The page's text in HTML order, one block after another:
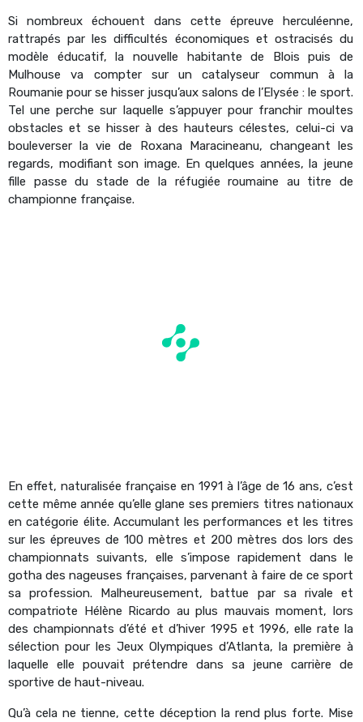
Si nombreux échouent dans cette épreuve herculéenne,
rattrapés par les difficultés économiques et ostracisés du
modèle éducatif, la nouvelle habitante de Blois puis de
Mulhouse va compter sur un catalyseur commun à la
Roumanie pour se hisser jusqu’aux salons de l’Elysée : le sport.
Tel une perche sur laquelle s’appuyer pour franchir moultes
obstacles et se hisser à des hauteurs célestes, celui-ci va
bouleverser la vie de Roxana Maracineanu, changeant les
regards, modifiant son image. En quelques années, la jeune
fille passe du stade de la réfugiée roumaine au titre de
championne française.
En effet, naturalisée française en 1991 à l’âge de 16 ans, c’est
cette même année qu’elle glane ses premiers titres nationaux
en catégorie élite. Accumulant les performances et les titres
sur les épreuves de 100 mètres et 200 mètres dos lors des
championnats suivants, elle s’impose rapidement dans le
gotha des nageuses françaises, parvenant à faire de ce sport
sa profession. Malheureusement, battue par sa rivale et
compatriote Hélène Ricardo au plus mauvais moment, lors
des championnats d’été et d’hiver 1995 et 1996, elle rate la
sélection pour les Jeux Olympiques d’Atlanta, la première à
laquelle elle pouvait prétendre dans sa jeune carrière de
sportive de haut-niveau.
Qu’à cela ne tienne, cette déception la rend plus forte. Mise